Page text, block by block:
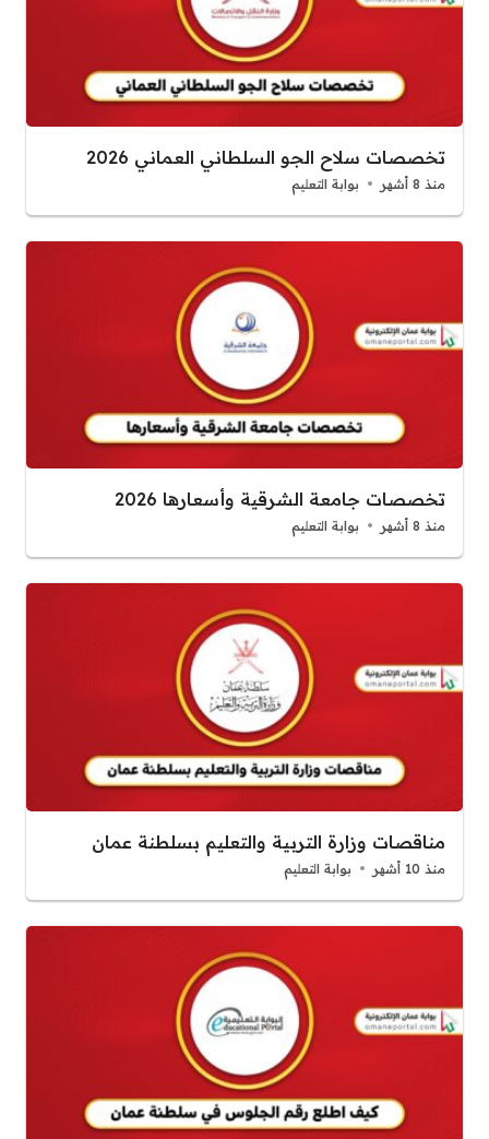
تخصصات سلاح الجو السلطاني العماني 2026
منذ 8 أشهر بوابة التعليم
تخصصات جامعة الشرقية وأسعارها 2026
منذ 8 أشهر بوابة التعليم
مناقصات وزارة التربية والتعليم بسلطنة عمان
منذ 10 أشهر بوابة التعليم